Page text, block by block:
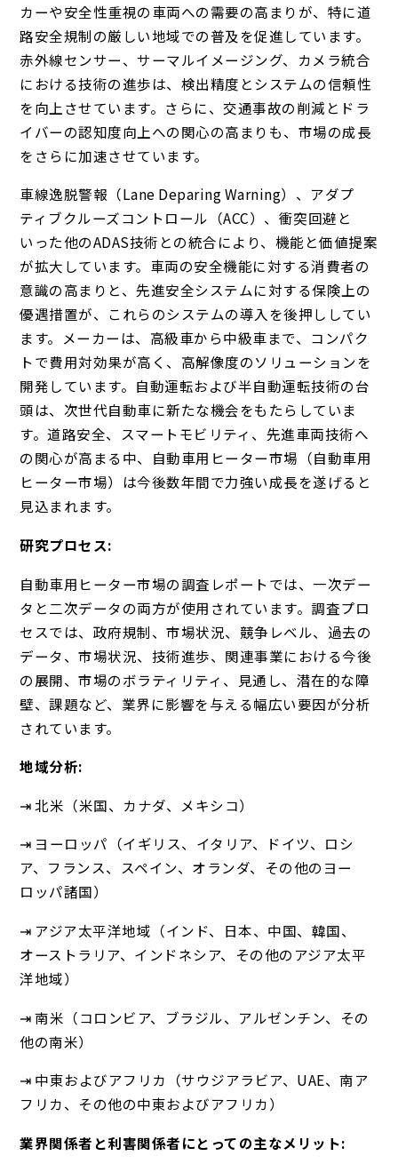
カーや安全性重視の車両への需要の高まりが、特に道
路安全規制の厳しい地域での普及を促進しています。
赤外線センサー、サーマルイメージング、カメラ統合
における技術の進歩は、検出精度とシステムの信頼性
を向上させています。さらに、交通事故の削減とドラ
イバーの認知度向上への関心の高まりも、市場の成長
をさらに加速させています。
車線逸脱警報（Lane Deparing Warning）、アダプ
ティブクルーズコントロール（ACC）、衝突回避と
いった他のADAS技術との統合により、機能と価値提案
が拡大しています。車両の安全機能に対する消費者の
意識の高まりと、先進安全システムに対する保険上の
優遇措置が、これらのシステムの導入を後押ししてい
ます。メーカーは、高級車から中級車まで、コンパク
トで費用対効果が高く、高解像度のソリューションを
開発しています。自動運転および半自動運転技術の台
頭は、次世代自動車に新たな機会をもたらしていま
す。道路安全、スマートモビリティ、先進車両技術へ
の関心が高まる中、自動車用ヒーター市場（自動車用
ヒーター市場）は今後数年間で力強い成長を遂げると
見込まれます。
研究プロセス:
自動車用ヒーター市場の調査レポートでは、一次デー
タと二次データの両方が使用されています。調査プロ
セスでは、政府規制、市場状況、競争レベル、過去の
データ、市場状況、技術進歩、関連事業における今後
の展開、市場のボラティリティ、見通し、潜在的な障
壁、課題など、業界に影響を与える幅広い要因が分析
されています。
地域分析:
⇥ 北米（米国、カナダ、メキシコ）
⇥ ヨーロッパ（イギリス、イタリア、ドイツ、ロシ
ア、フランス、スペイン、オランダ、その他のヨー
ロッパ諸国）
⇥ アジア太平洋地域（インド、日本、中国、韓国、
オーストラリア、インドネシア、その他のアジア太平
洋地域）
⇥ 南米（コロンビア、ブラジル、アルゼンチン、その
他の南米）
⇥ 中東およびアフリカ（サウジアラビア、UAE、南ア
フリカ、その他の中東およびアフリカ）
業界関係者と利害関係者にとっての主なメリット: